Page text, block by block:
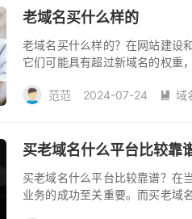
老域名买什么样的
老域名买什么样的？在网站建设
它们可能具有超过新域名的权重
关键因素，这包括以下几个方面。
范范 2024-07-24  域
买老域名什么平台比较靠
买老域名什么平台比较靠谱？在
业务的成功至关重要。而买老域